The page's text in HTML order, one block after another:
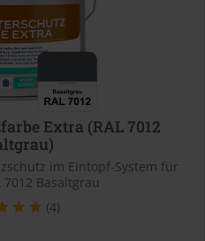
Extra (RAL 7012
im Eintopf-System für
7012 Basaltgrau
(4)